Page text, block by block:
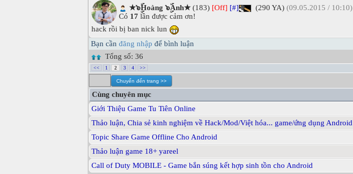
★๖ۣۜHoàng ๖ۣۜAnh★(183) [Off] [#] (290 YA) (09.05.2015 / 10:10)
Có 17 lần được cảm ơn!
hack rồi bị ban nick lun
Bạn cần đăng nhập để bình luận
Tổng số: 36
<< 1 2 3 4 >>
Cùng chuyên mục
Giới Thiệu Game Tu Tiên Online
Thảo luận, Chia sẻ kinh nghiệm về Hack/Mod/Việt hóa... game/ứng dụng Android
Topic Share Game Offline Cho Android
Thảo luận game 18+ yareel
Call of Duty MOBILE - Game bắn súng kết hợp sinh tồn cho Android